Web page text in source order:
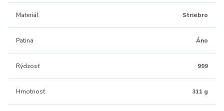
Materiál Striebro
Patina Áno
Rýdzosť 999
Hmotnosť 311 g